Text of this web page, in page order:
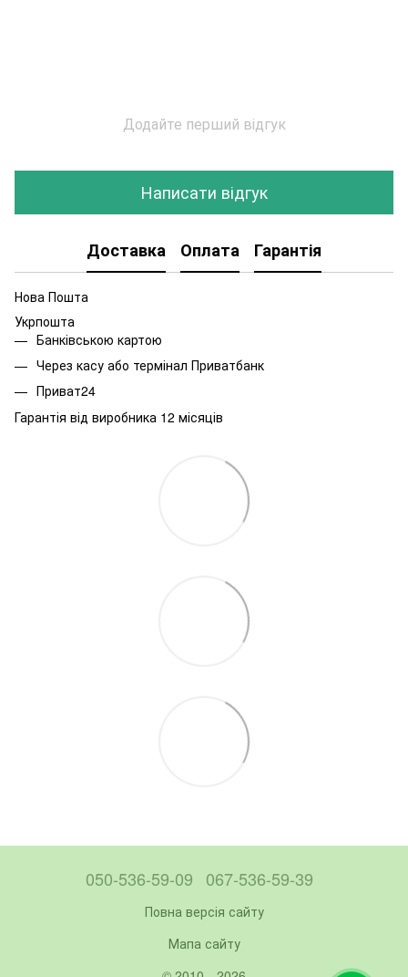
Додайте перший відгук
Написати відгук
Доставка Оплата Гарантія
Нова Пошта
Укрпошта
Банківською картою
Через касу або термінал Приватбанк
Приват24
Гарантія від виробника 12 місяців
050-536-59-09 067-536-59-39
Повна версія сайту
Мапа сайту